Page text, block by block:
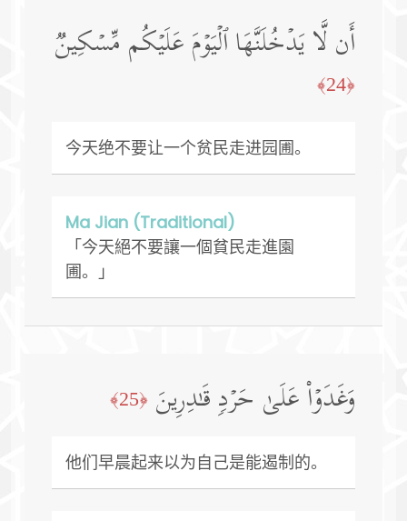
أَن لَّا یَدۡخُلَنَّهَا ٱلۡیَوۡمَ عَلَیۡكُم مِّسۡكِینࣱ
﴿24﴾
今天绝不要让一个贫民走进园圃。
Ma Jian (Traditional)
「今天絕不要讓一個貧民走進園
圃。」
وَغَدَوۡا۟ عَلَىٰ حَرۡدࣲ قَـٰدِرِینَ ﴿25﴾
他们早晨起来以为自己是能遏制的。